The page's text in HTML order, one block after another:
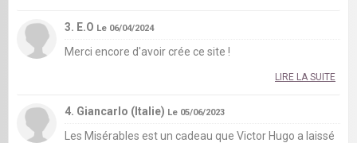
3. E.O Le 06/04/2024
Merci encore d'avoir crée ce site !
LIRE LA SUITE
4. Giancarlo (Italie) Le 05/06/2023
Les Misérables est un cadeau que Victor Hugo a laissé